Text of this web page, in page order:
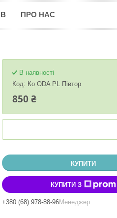
ПРО НАС
В наявності
Код: Ко ODA PL Півтор
850 ₴
КУПИТИ
КУПИТИ З
+380 (68) 978-88-96Менеджер